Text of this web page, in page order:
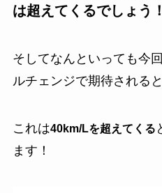
は超えてくるでしょう！
そしてなんといっても今
ルチェンジで期待される
これは40km/Lを超えてくる
ます！